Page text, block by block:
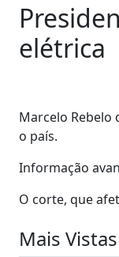
elétrica
Marcelo Rebelo
o país.
Informação
O corte, que
Mais Vistas